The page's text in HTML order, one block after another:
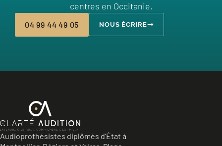
centres en Occitanie.
04 99 44 49 05 NOUS ÉCRIRE
Audioprothésistes diplômés d’État à